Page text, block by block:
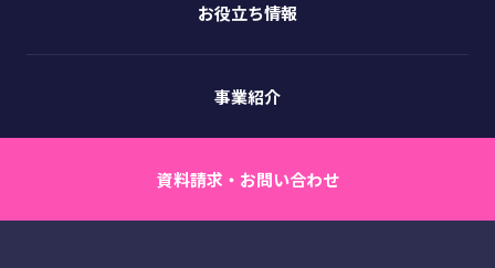
お役立ち情報
事業紹介
資料請求・お問い合わせ